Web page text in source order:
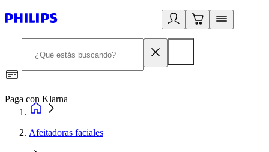
Paga con Klarna
Afeitadoras faciales